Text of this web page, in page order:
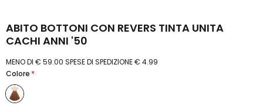
ABITO BOTTONI CON REVERS TINTA UNITA
CACHI ANNI '50
MENO DI € 59.00 SPESE DI SPEDIZIONE € 4.99
Colore *